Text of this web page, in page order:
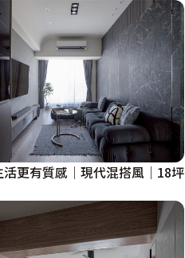
活更有質感│現代混搭風│18坪